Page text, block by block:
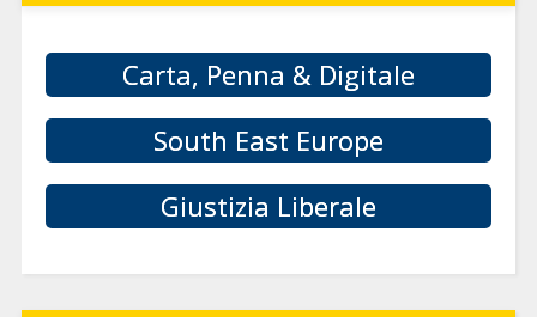
Carta, Penna & Digitale
South East Europe
Giustizia Liberale